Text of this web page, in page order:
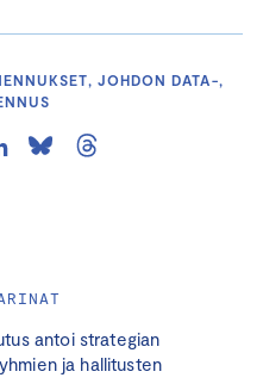
antoi strategian
ja hallitusten
JOHDON DATA-,